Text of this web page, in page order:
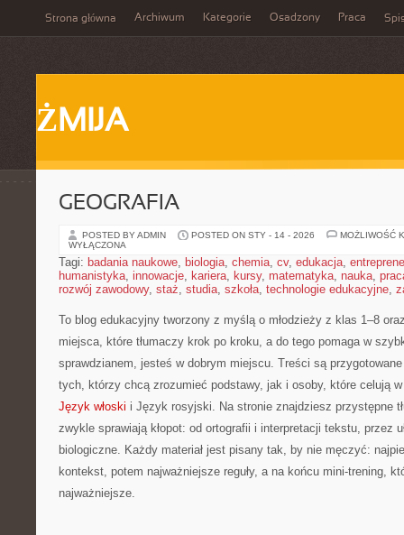
Strona główna Archiwum Kategorie Osadzony Praca
ŻMIJA
GEOGRAFIA
POSTED BY ADMIN POSTED ON STY - 14 - 2026
MOŻLIWOŚĆ
WYŁĄCZONA
Tagi: badania naukowe, biologia, chemia, cv, edukacja,
humanistyka, innowacje, kariera, kursy, matematyka, nauka,
rozwój zawodowy, staż, studia, szkoła, technologie edukacyjne,
To blog edukacyjny tworzony z myślą o młodzieży z klas 1–8
miejsca, które tłumaczy krok po kroku, a do tego pomaga w
sprawdzianem, jesteś w dobrym miejscu. Treści są
tych, którzy chcą zrozumieć podstawy, jak i osoby, które celują
Język włoski i Język rosyjski. Na stronie znajdziesz przystępne
zwykle sprawiają kłopot: od ortografii i interpretacji tekstu, przez
biologiczne. Każdy materiał jest pisany tak, by nie męczyć:
kontekst, potem najważniejsze reguły, a na końcu mini-trening,
najważniejsze.